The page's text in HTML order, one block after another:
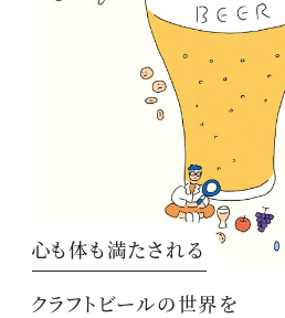
心も体も満たされる
クラフトビールの世界を